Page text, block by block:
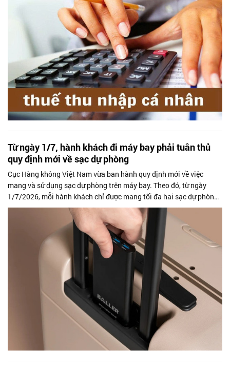
Từ ngày 1/7, hành khách đi máy bay phải tuân thủ
quy định mới về sạc dự phòng
Cục Hàng không Việt Nam vừa ban hành quy định mới về việc
mang và sử dụng sạc dự phòng trên máy bay. Theo đó, từ ngày
1/7/2026, mỗi hành khách chỉ được mang tối đa hai sạc dự phòng,
phải lấy thiết bị ra...